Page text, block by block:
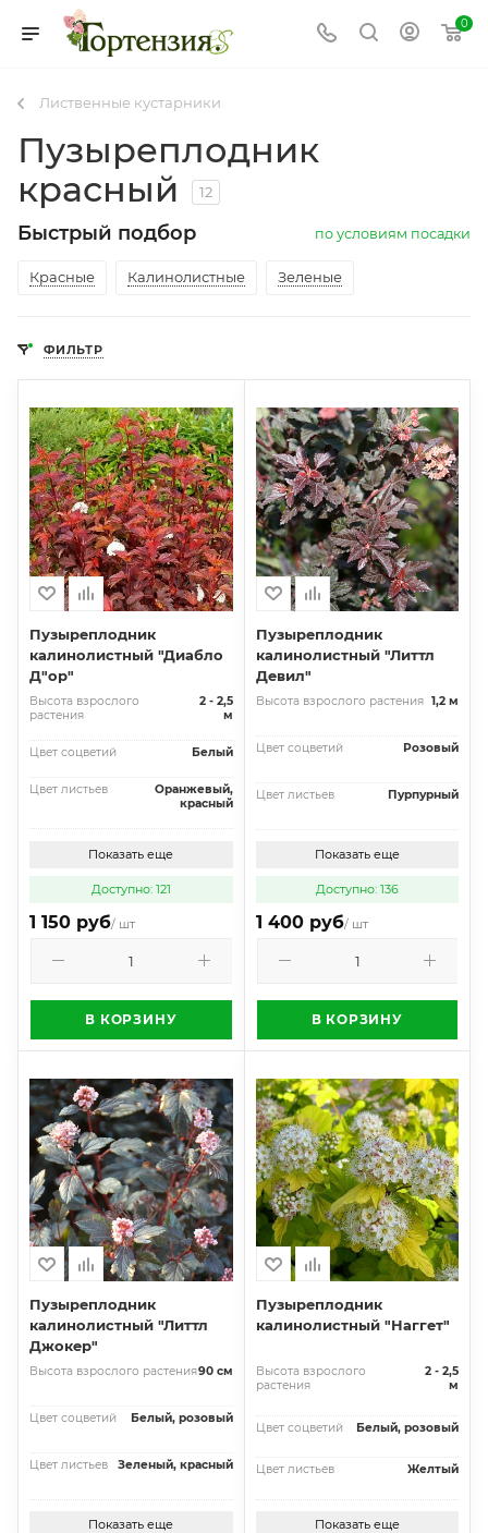
0
Лиственные кустарники
Пузыреплодник
красный
12
Быстрый подбор по условиям посадки
Красные Калинолистные Зеленые
ФИЛЬТР
Пузыреплодник
калинолистный "Диабло
Д"ор"
Высота взрослого
растения
2 - 2,5
м
Цвет соцветий Белый
Цвет листьев
Оранжевый,
красный
Показать еще
Доступно: 121
1 150 руб/ шт
В КОРЗИНУ
Пузыреплодник
калинолистный "Литтл
Девил"
Высота взрослого растения 1,2 м
Цвет соцветий Розовый
Цвет листьев Пурпурный
Показать еще
Доступно: 136
1 400 руб/ шт
В КОРЗИНУ
Пузыреплодник
калинолистный "Литтл
Джокер"
Высота взрослого растения90 см
Цвет соцветий Белый, розовый
Цвет листьев Зеленый, красный
Показать еще
Пузыреплодник
калинолистный "Наггет"
Высота взрослого
растения
2 - 2,5
м
Цвет соцветий Белый, розовый
Цвет листьев Желтый
Показать еще